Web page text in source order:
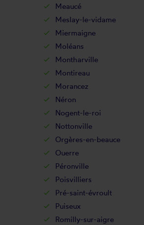
Meaucé
Meslay-le-vidame
Miermaigne
Moléans
Montharville
Montireau
Morancez
Néron
Nogent-le-roi
Nottonville
Orgères-en-beauce
Ouerre
Péronville
Poisvilliers
Pré-saint-évroult
Puiseux
Romilly-sur-aigre